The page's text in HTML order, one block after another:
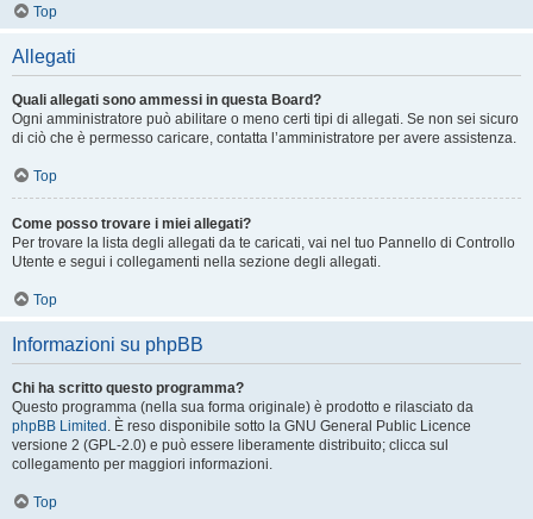
Top
Allegati
Quali allegati sono ammessi in questa Board?
Ogni amministratore può abilitare o meno certi tipi di allegati. Se non sei sicuro
di ciò che è permesso caricare, contatta l’amministratore per avere assistenza.
Top
Come posso trovare i miei allegati?
Per trovare la lista degli allegati da te caricati, vai nel tuo Pannello di Controllo
Utente e segui i collegamenti nella sezione degli allegati.
Top
Informazioni su phpBB
Chi ha scritto questo programma?
Questo programma (nella sua forma originale) è prodotto e rilasciato da
phpBB Limited . È reso disponibile sotto la GNU General Public Licence
versione 2 (GPL-2.0) e può essere liberamente distribuito; clicca sul
collegamento per maggiori informazioni.
Top